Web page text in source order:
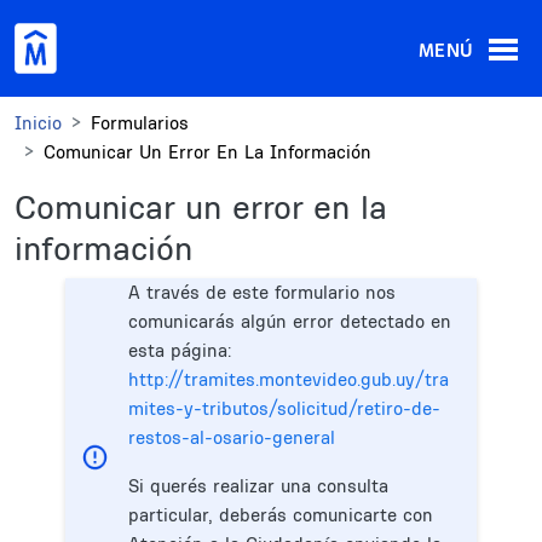
MENÚ
Inicio
Formularios
Comunicar Un Error En La Información
Comunicar un error en la
información
A través de este formulario nos
comunicarás algún error detectado en
esta página:
http://tramites.montevideo.gub.uy/tra
mites-y-tributos/solicitud/retiro-de-
restos-al-osario-general
Si querés realizar una consulta
particular, deberás comunicarte con